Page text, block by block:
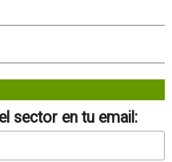
sector en tu email: